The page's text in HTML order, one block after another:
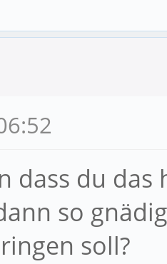
dass du
so
soll?